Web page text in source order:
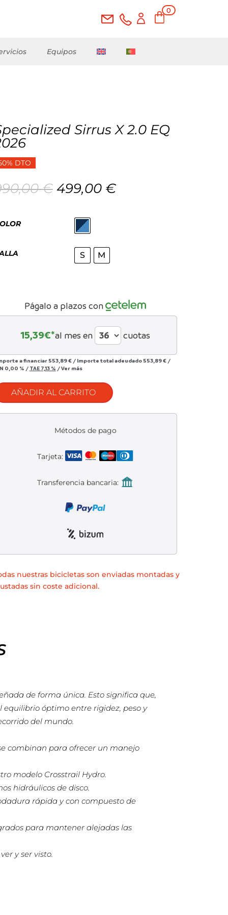
0
ele
Equipos
Sirrus X 2.0 EQ
DTO
€ El
precio
era:
990,00 €.
499,00 €El
S M
Págalo a plazos con
15,39€*al mes en cuotas
a financiar 553,89 € / Importe total adeudado 553,89 €/
0,00 % / TAE 7,13 % /Ver más
AÑADIR AL CARRITO
Métodos de pago
Tarjeta:
Transferencia bancaria:
nuestras bicicletas son enviadas montadas y
sin coste adicional.
de forma única. Esto significa que,
óptimo entre rigidez, peso y
del mundo.
combinan para ofrecer un manejo
modelo Crosstrail Hydro.
hidráulicos de disco.
rápida y con compuesto de
para mantener alejadas las
y ser visto.